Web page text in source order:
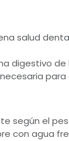
salud
digestivo de
para
según el
con agua